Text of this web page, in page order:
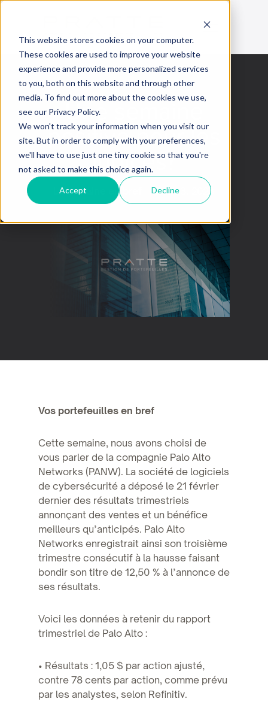
This website stores cookies on your computer.
These cookies are used to improve your website
experience and provide more personalized services
to you, both on this website and through other
media. To find out more about the cookies we use,
see our Privacy Policy.
We won't track your information when you visit our
site. But in order to comply with your preferences,
we'll have to use just one tiny cookie so that you're
not asked to make this choice again.
Accept Decline
Une semaine
positive pour les
indices?
La semaine en bref March 3, 2023
Vos portefeuilles en bref
Cette semaine, nous avons choisi de
vous parler de la compagnie Palo Alto
Networks (PANW). La société de logiciels
de cybersécurité a déposé le 21 février
dernier des résultats trimestriels
annonçant des ventes et un bénéfice
meilleurs qu’anticipés. Palo Alto
Networks enregistrait ainsi son troisième
trimestre consécutif à la hausse faisant
bondir son titre de 12,50 % à l’annonce de
ses résultats.
Voici les données à retenir du rapport
trimestriel de Palo Alto :
• Résultats : 1,05 $ par action ajusté,
contre 78 cents par action, comme prévu
par les analystes, selon Refinitiv.